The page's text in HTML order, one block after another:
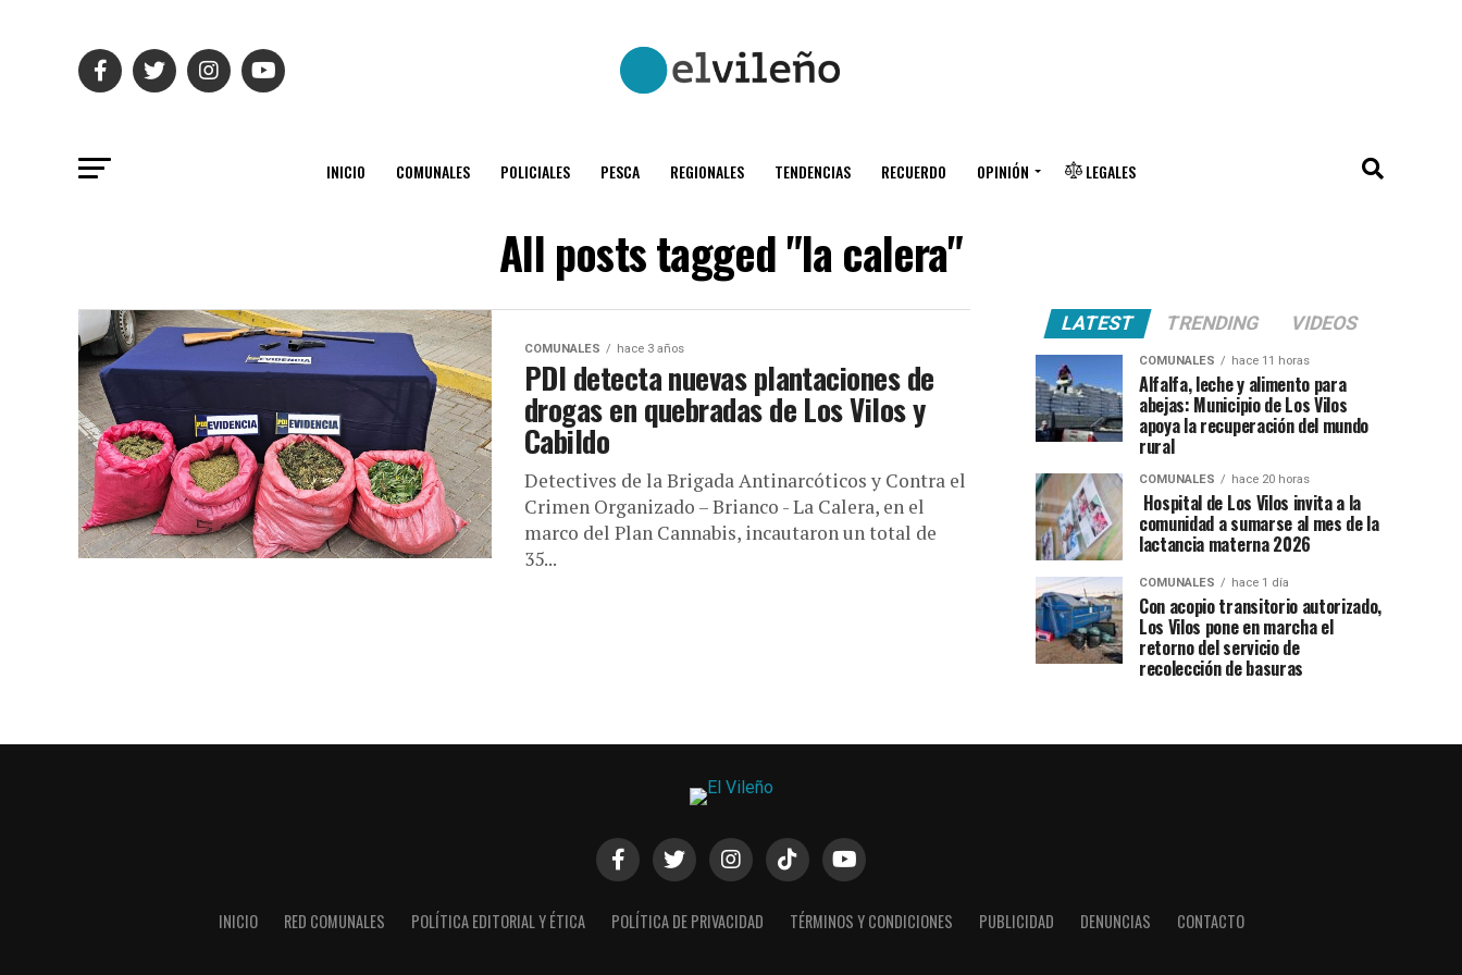
INICIO COMUNALES POLICIALES PESCA REGIONALES TENDENCIAS RECUERDO OPINIÓN LEGALES
All posts tagged "la calera"
COMUNALES hace 3 años
PDI detecta nuevas plantaciones de
drogas en quebradas de Los Vilos y
Cabildo
Detectives de la Brigada Antinarcóticos y Contra el
Crimen Organizado – Brianco - La Calera, en el
marco del Plan Cannabis, incautaron un total de
35...
LATEST TRENDING VIDEOS
COMUNALES hace 11 horas
Alfalfa, leche y alimento para
abejas: Municipio de Los Vilos
apoya la recuperación del mundo
rural
COMUNALES hace 20 horas
Hospital de Los Vilos invita a la
comunidad a sumarse al mes de la
lactancia materna 2026
COMUNALES hace 1 día
Con acopio transitorio autorizado,
Los Vilos pone en marcha el
retorno del servicio de
recolección de basuras
INICIO RED COMUNALES POLÍTICA EDITORIAL Y ÉTICA POLÍTICA DE PRIVACIDAD TÉRMINOS Y CONDICIONES PUBLICIDAD DENUNCIAS CONTACTO